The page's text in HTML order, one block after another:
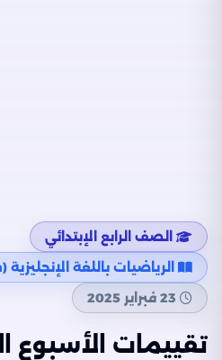
الصف الرابع الإبتدائي
الرياضيات باللغة الإنجليزية (Math)
23 فبراير 2025
تقييمات الأسبوع